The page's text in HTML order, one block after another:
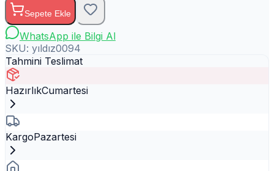
Sepete Ekle
WhatsApp ile Bilgi Al
SKU: yıldız0094
Tahmini Teslimat
HazırlıkCumartesi
KargoPazartesi